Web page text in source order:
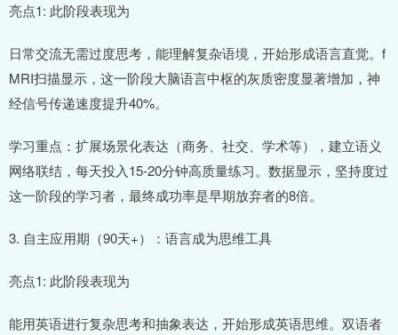
亮点1: 此阶段表现为
日常交流无需过度思考，能理解复杂语境，开始形成语言直觉。f
MRI扫描显示，这一阶段大脑语言中枢的灰质密度显著增加，神
经信号传递速度提升40%。
学习重点：扩展场景化表达（商务、社交、学术等），建立语义
网络联结，每天投入15-20分钟高质量练习。数据显示，坚持度过
这一阶段的学习者，最终成功率是早期放弃者的8倍。
3. 自主应用期（90天+）：语言成为思维工具
亮点1: 此阶段表现为
能用英语进行复杂思考和抽象表达，开始形成英语思维。双语者